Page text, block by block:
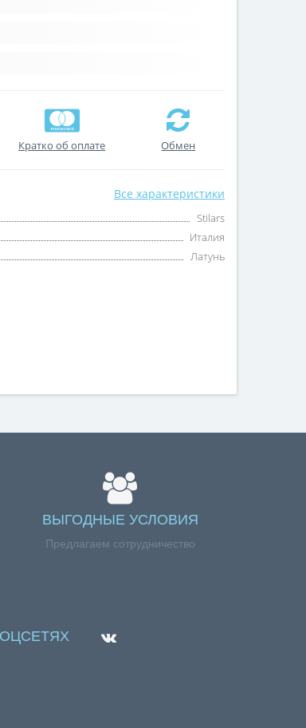
Кратко об оплате Обмен
Все характеристики
Stilars
Италия
Латунь
ВЫГОДНЫЕ УСЛОВИЯ
Предлагаем сотрудничество